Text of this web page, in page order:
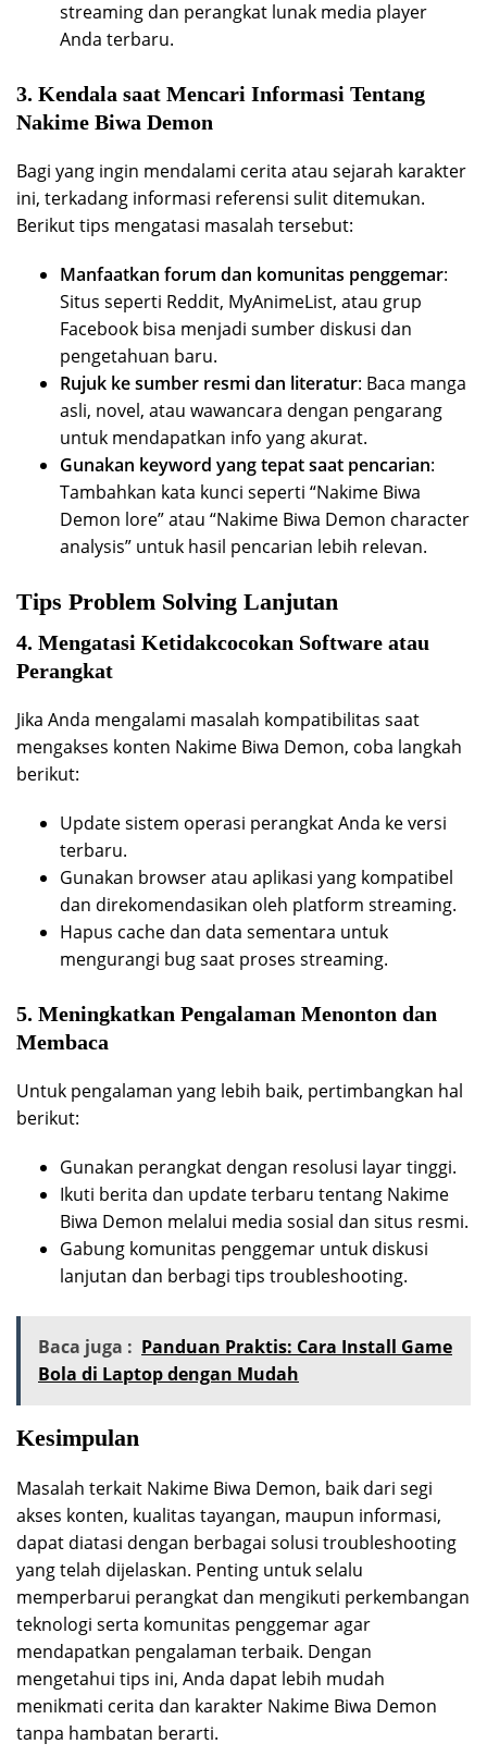
streaming dan perangkat lunak media player
Anda terbaru.
3. Kendala saat Mencari Informasi Tentang
Nakime Biwa Demon
Bagi yang ingin mendalami cerita atau sejarah karakter
ini, terkadang informasi referensi sulit ditemukan.
Berikut tips mengatasi masalah tersebut:
Manfaatkan forum dan komunitas penggemar:
Situs seperti Reddit, MyAnimeList, atau grup
Facebook bisa menjadi sumber diskusi dan
pengetahuan baru.
Rujuk ke sumber resmi dan literatur: Baca manga
asli, novel, atau wawancara dengan pengarang
untuk mendapatkan info yang akurat.
Gunakan keyword yang tepat saat pencarian:
Tambahkan kata kunci seperti “Nakime Biwa
Demon lore” atau “Nakime Biwa Demon character
analysis” untuk hasil pencarian lebih relevan.
Tips Problem Solving Lanjutan
4. Mengatasi Ketidakcocokan Software atau
Perangkat
Jika Anda mengalami masalah kompatibilitas saat
mengakses konten Nakime Biwa Demon, coba langkah
berikut:
Update sistem operasi perangkat Anda ke versi
terbaru.
Gunakan browser atau aplikasi yang kompatibel
dan direkomendasikan oleh platform streaming.
Hapus cache dan data sementara untuk
mengurangi bug saat proses streaming.
5. Meningkatkan Pengalaman Menonton dan
Membaca
Untuk pengalaman yang lebih baik, pertimbangkan hal
berikut:
Gunakan perangkat dengan resolusi layar tinggi.
Ikuti berita dan update terbaru tentang Nakime
Biwa Demon melalui media sosial dan situs resmi.
Gabung komunitas penggemar untuk diskusi
lanjutan dan berbagi tips troubleshooting.
Baca juga : Panduan Praktis: Cara Install Game
Bola di Laptop dengan Mudah
Kesimpulan
Masalah terkait Nakime Biwa Demon, baik dari segi
akses konten, kualitas tayangan, maupun informasi,
dapat diatasi dengan berbagai solusi troubleshooting
yang telah dijelaskan. Penting untuk selalu
memperbarui perangkat dan mengikuti perkembangan
teknologi serta komunitas penggemar agar
mendapatkan pengalaman terbaik. Dengan
mengetahui tips ini, Anda dapat lebih mudah
menikmati cerita dan karakter Nakime Biwa Demon
tanpa hambatan berarti.